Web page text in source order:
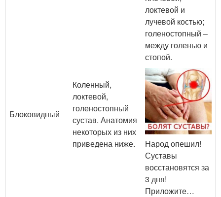
Блоковидный
Коленный,
локтевой,
голеностопный
сустав. Анатомия
некоторых из них
приведена ниже.
локтевой и
лучевой костью;
голеностопный –
между голенью и
стопой.
Народ опешил!
Суставы
восстановятся за
3 дня!
Приложите…